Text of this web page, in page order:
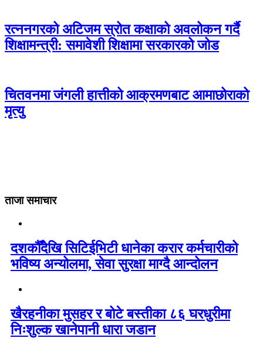
रत्ननगरको अटिजम स्रोत कक्षाको अवलोकन गर्दै
शिक्षामन्त्री: समावेशी शिक्षामा सरकारको जोड
चितवनमा जंगली हात्तीको आक्रमणबाट आमाछोराको
मृत्यु
ताजा समाचार
दशकौँदेखि सिटिईभिटी धानेका करार कर्मचारीको
भविष्य अन्योलमा, सेवा सुरक्षा माग्दै आन्दोलन
खैरहनीका मुसहर र बोटे बस्तीका ८६ घरधुरीमा
निःशुल्क खानेपानी धारा जडान